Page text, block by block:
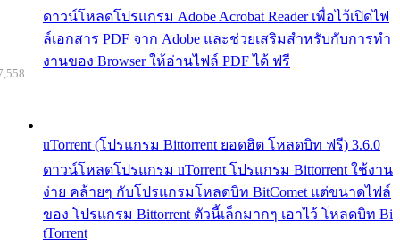
ดาวน์โหลดโปรแกรม Adobe Acrobat Reader เพื่อไว้เปิดไฟ
ล์เอกสาร PDF จาก Adobe และช่วยเสริมสำหรับกับการทำ
งานของ Browser ให้อ่านไฟล์ PDF ได้ ฟรี
uTorrent (โปรแกรม Bittorrent ยอดฮิต โหลดบิท ฟรี) 3.6.0
ดาวน์โหลดโปรแกรม uTorrent โปรแกรม Bittorrent ใช้งาน
ง่าย คล้ายๆ กับโปรแกรมโหลดบิท BitComet แต่ขนาดไฟล์
ของ โปรแกรม Bittorrent ตัวนี้เล็กมากๆ เอาไว้ โหลดบิท Bi
tTorrent